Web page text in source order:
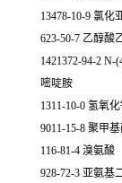
13478-10-9 氯化
623-50-7 乙醇酸
1421372-94-2
嘧啶胺
1311-10-0 氢氧
9011-15-8 聚甲
116-81-4 溴氨酸
928-72-3 亚氨基